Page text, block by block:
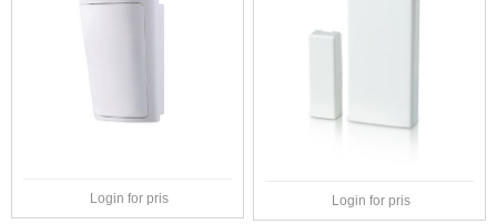
Login for pris Login for pris